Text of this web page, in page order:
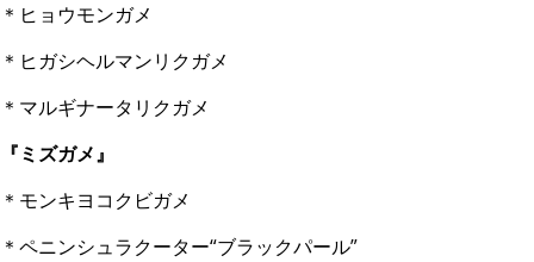
＊ヒョウモンガメ
＊ヒガシヘルマンリクガメ
＊マルギナータリクガメ
『ミズガメ』
＊モンキヨコクビガメ
＊ペニンシュラクーター“ブラックパール”